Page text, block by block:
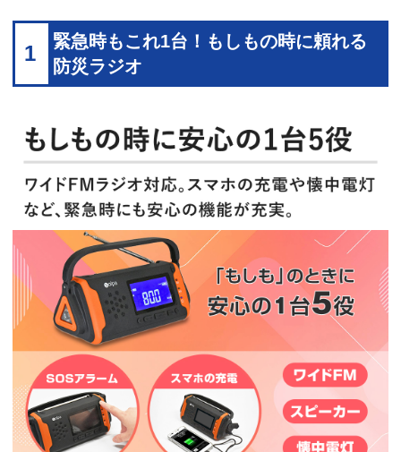
1
緊急時もこれ1台！もしもの時に頼れる
防災ラジオ